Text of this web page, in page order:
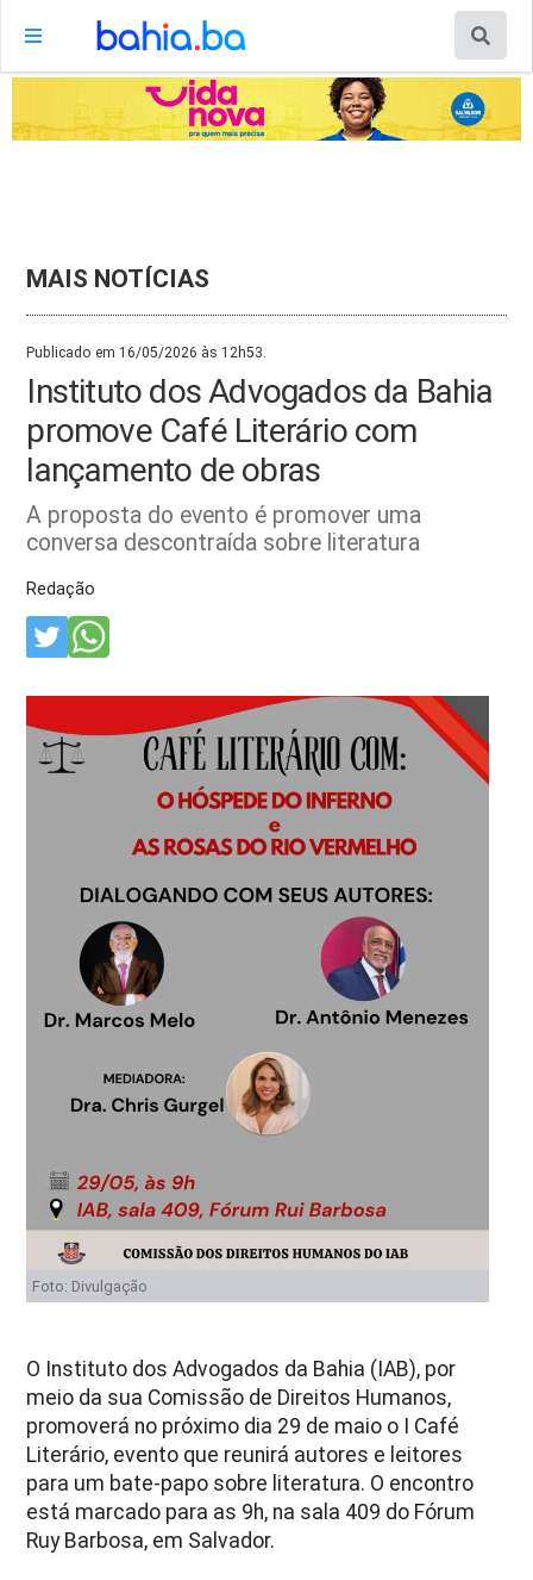
MAIS NOTÍCIAS
Publicado em 16/05/2026 às 12h53.
Instituto dos Advogados da Bahia
promove Café Literário com
lançamento de obras
A proposta do evento é promover uma
conversa descontraída sobre literatura
Redação
Foto: Divulgação
O Instituto dos Advogados da Bahia (IAB), por
meio da sua Comissão de Direitos Humanos,
promoverá no próximo dia 29 de maio o I Café
Literário, evento que reunirá autores e leitores
para um bate-papo sobre literatura. O encontro
está marcado para as 9h, na sala 409 do Fórum
Ruy Barbosa, em Salvador.